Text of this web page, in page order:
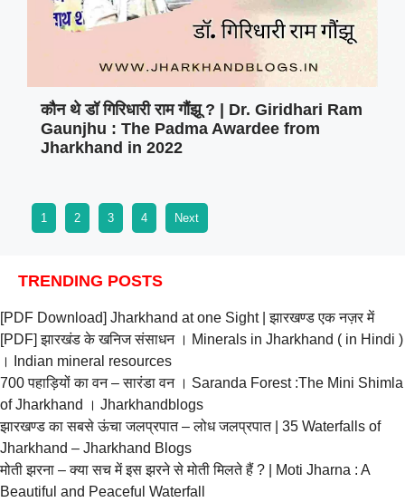
कौन थे डॉ गिरिधारी राम गौंझू ? | Dr. Giridhari Ram
Gaunjhu : The Padma Awardee from
Jharkhand in 2022
1 2 3 4 Next
TRENDING POSTS
[PDF Download] Jharkhand at one Sight | झारखण्ड एक नज़र में
[PDF] झारखंड के खनिज संसाधन । Minerals in Jharkhand ( in Hindi )
। Indian mineral resources
700 पहाड़ियों का वन – सारंडा वन । Saranda Forest :The Mini Shimla
of Jharkhand । Jharkhandblogs
झारखण्ड का सबसे ऊंचा जलप्रपात – लोध जलप्रपात | 35 Waterfalls of
Jharkhand – Jharkhand Blogs
मोती झरना – क्या सच में इस झरने से मोती मिलते हैं ? | Moti Jharna : A
Beautiful and Peaceful Waterfall